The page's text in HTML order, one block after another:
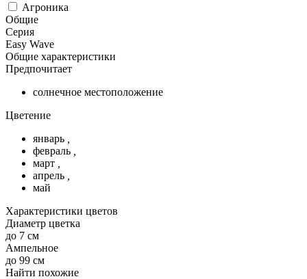
Агроника
Общие
Серия
Easy Wave
Общие характеристики
Предпочитает
солнечное местоположение
Цветение
январь
февраль
март
апрель
май
Характеристики цветов
Диаметр цветка
до 7 см
Ампельное
до 99 см
Найти похожие